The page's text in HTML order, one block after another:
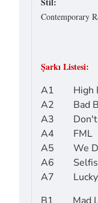
Contemporary
Şarkı Listesi:
A1 High
A2 Bad
A3 Don't
A4 FML
A5 We
A6
A7 Lucky